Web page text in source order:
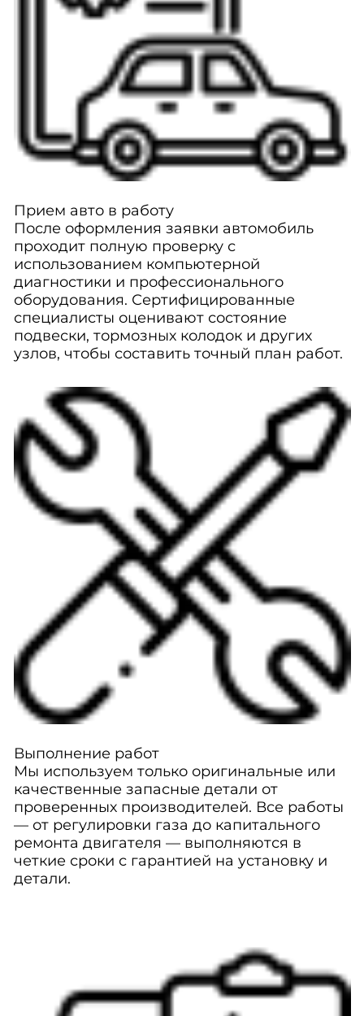
Прием авто в работу
После оформления заявки автомобиль
проходит полную проверку с
использованием компьютерной
диагностики и профессионального
оборудования. Сертифицированные
специалисты оценивают состояние
подвески, тормозных колодок и других
узлов, чтобы составить точный план работ.
Выполнение работ
Мы используем только оригинальные или
качественные запасные детали от
проверенных производителей. Все работы
— от регулировки газа до капитального
ремонта двигателя — выполняются в
четкие сроки с гарантией на установку и
детали.